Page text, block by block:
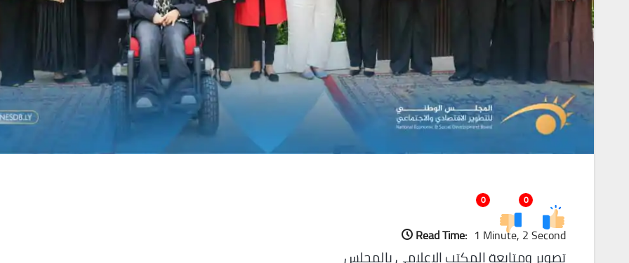
0
0
Read Time: 1 Minute, 2 Second
تصوير ومتابعة المكتب الإعلامي بالمجلس